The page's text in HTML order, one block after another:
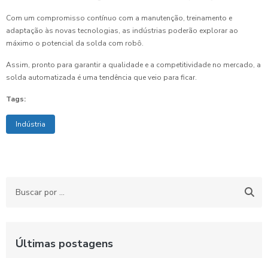
Com um compromisso contínuo com a manutenção, treinamento e
adaptação às novas tecnologias, as indústrias poderão explorar ao
máximo o potencial da solda com robô.
Assim, pronto para garantir a qualidade e a competitividade no mercado, a
solda automatizada é uma tendência que veio para ficar.
Tags:
Indústria
Últimas postagens